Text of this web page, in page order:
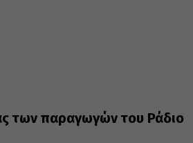
των παραγωγών του Ράδιο